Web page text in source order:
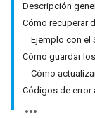
Descripción
Cómo recuperar
Ejemplo con el
Cómo guardar
Cómo
Códigos de error